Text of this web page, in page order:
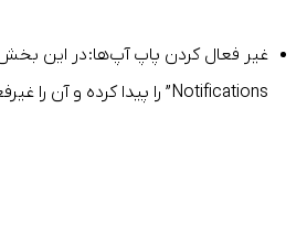
Notifications” را پیدا کرده و آن را غیرفعال کنید.